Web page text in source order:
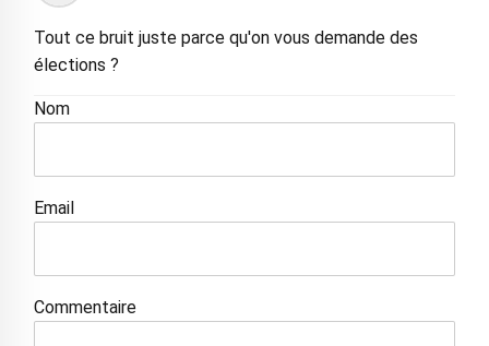
Tout ce bruit juste parce qu'on vous demande des
élections ?
Nom
Email
Commentaire